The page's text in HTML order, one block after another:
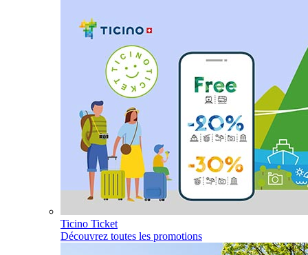
Ticino Ticket
Découvrez toutes les promotions